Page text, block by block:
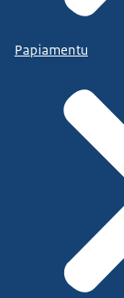
Papiamentu